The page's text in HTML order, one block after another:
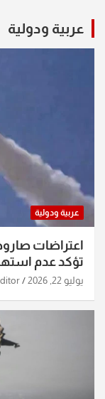
عربية ودولية
عربية ودولية
اعتراضات
تؤكد عدم
يوليو 22, 2026